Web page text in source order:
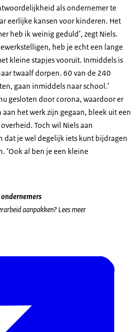
als ondernemer te
eerlijke kansen voor kinderen. Het
heb ik weinig geduld’, zegt Niels.
heb je echt een lange
kleine stapjes vooruit. Inmiddels is
twaalf dorpen. 60 van de 240
gaan inmiddels naar school.’
gesloten door corona, waardoor er
het werk zijn gegaan, bleek uit een
Toch wil Niels aan
dat je wel degelijk iets kunt bijdragen
‘Ook al ben je een kleine
aanpakken? Lees meer